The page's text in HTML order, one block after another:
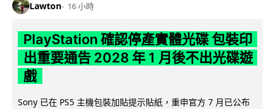
Lawton 16 小時
PlayStation 確認停產實體光碟 包裝印
出重要通告 2028 年 1 月後不出光碟遊
戲
Sony 已在 PS5 主機包裝加貼提示貼紙，重申官方 7 月已公布